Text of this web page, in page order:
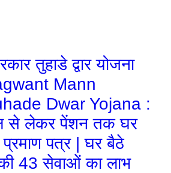
तुहाडे द्वार योजना
Mann
Dwar Yojana :
से लेकर पेंशन तक घर
पत्र | घर बैठे
43 सेवाओं का लाभ